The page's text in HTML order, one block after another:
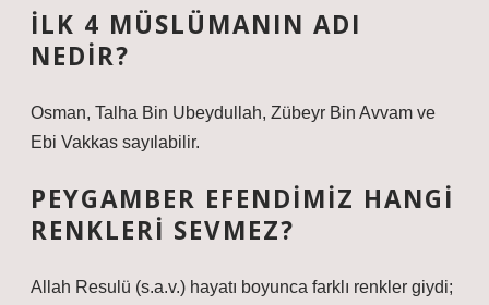
İLK 4 MÜSLÜMANIN ADI
NEDIR?
Osman, Talha Bin Ubeydullah, Zübeyr Bin Avvam ve
Ebi Vakkas sayılabilir.
PEYGAMBER EFENDIMIZ HANGI
RENKLERI SEVMEZ?
Allah Resulü (s.a.v.) hayatı boyunca farklı renkler giydi;